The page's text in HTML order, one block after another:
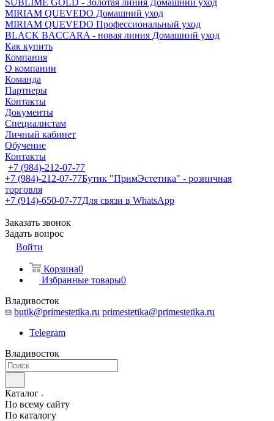
SUBLIME GOLD - Золотая линия Домашний уход
MIRIAM QUEVEDO Домашний уход
MIRIAM QUEVEDO Профессиональный уход
BLACK BACCARA - новая линия Домашний уход
Как купить
Компания
О компании
Команда
Партнеры
Контакты
Документы
Специалистам
Личный кабинет
Обучение
Контакты
+7 (984)-212-07-77
+7 (984)-212-07-77Бутик "ПримЭстетика" - розничная
торговля
+7 (914)-650-07-77Для связи в WhatsApp
Заказать звонок
Задать вопрос
Войти
Корзина0
Избранные товары0
Владивосток
butik@primestetika.ru primestetika@primestetika.ru
Telegram
Владивосток
Каталог
По всему сайту
По каталогу